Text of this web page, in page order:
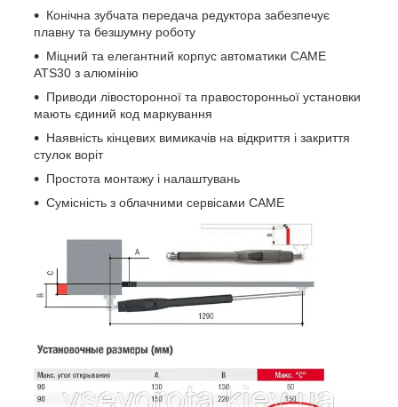
Конічна зубчата передача редуктора забезпечує
плавну та безшумну роботу
Міцний та елегантний корпус автоматики CAME
ATS30 з алюмінію
Приводи лівосторонної та правосторонньої установки
мають єдиний код маркування
Наявність кінцевих вимикачів на відкриття і закриття
стулок воріт
Простота монтажу і налаштувань
Сумісність з облачними сервісами CAME